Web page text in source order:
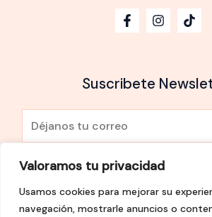
Valoramos tu privacidad
Usamos cookies para mejorar su
navegación, mostrarle anuncios o
Suscribete
m
a
He leído y Acepto lapolítica
SUSCRÍBETE